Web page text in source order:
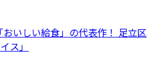
おいしい給食」の代表作！ 足立区
ス」